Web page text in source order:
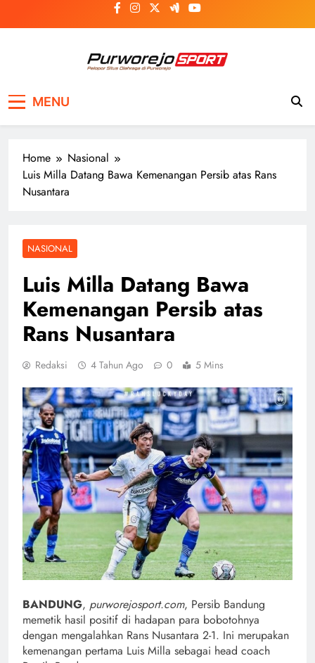
to
MENU
Home
Nasional
Luis Milla Datang Bawa Kemenangan Persib atas Rans
Nusantara
NASIONAL
Luis Milla Datang Bawa
Kemenangan Persib atas
Rans Nusantara
Redaksi 4 Tahun Ago 0 5 Mins
BANDUNG, purworejosport.com, Persib Bandung
memetik hasil positif di hadapan para bobotohnya
dengan mengalahkan Rans Nusantara 2-1. Ini merupakan
kemenangan pertama Luis Milla sebagai head coach